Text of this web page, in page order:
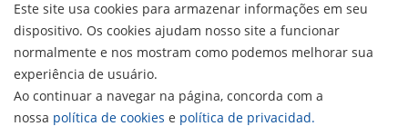
Este site usa cookies para armazenar informações em seu
dispositivo. Os cookies ajudam nosso site a funcionar
normalmente e nos mostram como podemos melhorar sua
experiência de usuário.
Ao continuar a navegar na página, concorda com a
nossa política de cookies e política de privacidad.
Careers
Accessibility Statement
Contact Us
Subscribe Newsletter
© 2026 Hangzhou Hikvision Digital Technology Co., Ltd. All